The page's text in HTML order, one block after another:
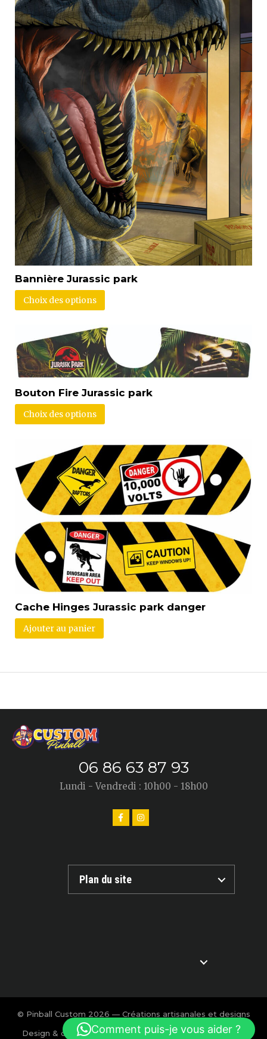
Bannière Jurassic park
Choix des options
Bouton Fire Jurassic park
Choix des options
Cache Hinges Jurassic park danger
Ajouter au panier
06 86 63 87 93
Lundi - Vendredi : 10h00 - 18h00
Plan du site
© Pinball Custom 2026 — Créations artisanales et designs
exclusifs pour flipper.
Design & création : Charlotte Calmon — Agence BOOM!
Comment puis-je vous aider ?